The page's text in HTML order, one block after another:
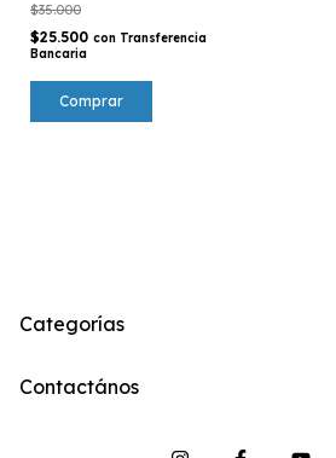
$35.000
$25.500 con Transferencia
Bancaria
Categorías
Contactános